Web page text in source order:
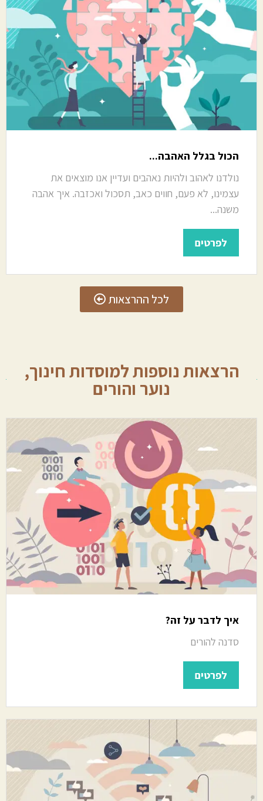
הכול בגלל האהבה...
נולדנו לאהוב ולהיות נאהבים ועדיין אנו מוצאים את
עצמינו, לא פעם, חווים כאב, תסכול ואכזבה. איך אהבה
משנה...
לפרטים
לכל ההרצאות
הרצאות נוספות למוסדות חינוך,
נוער והורים
איך לדבר על זה?
סדנה להורים
לפרטים